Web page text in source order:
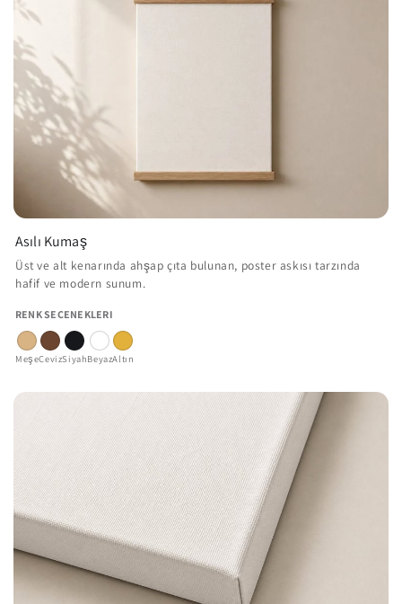
Asılı Kumaş
Üst ve alt kenarında ahşap çıta bulunan, poster askısı tarzında
hafif ve modern sunum.
RENK SEÇENEKLERI
MeşeCevizSiyahBeyazAltın